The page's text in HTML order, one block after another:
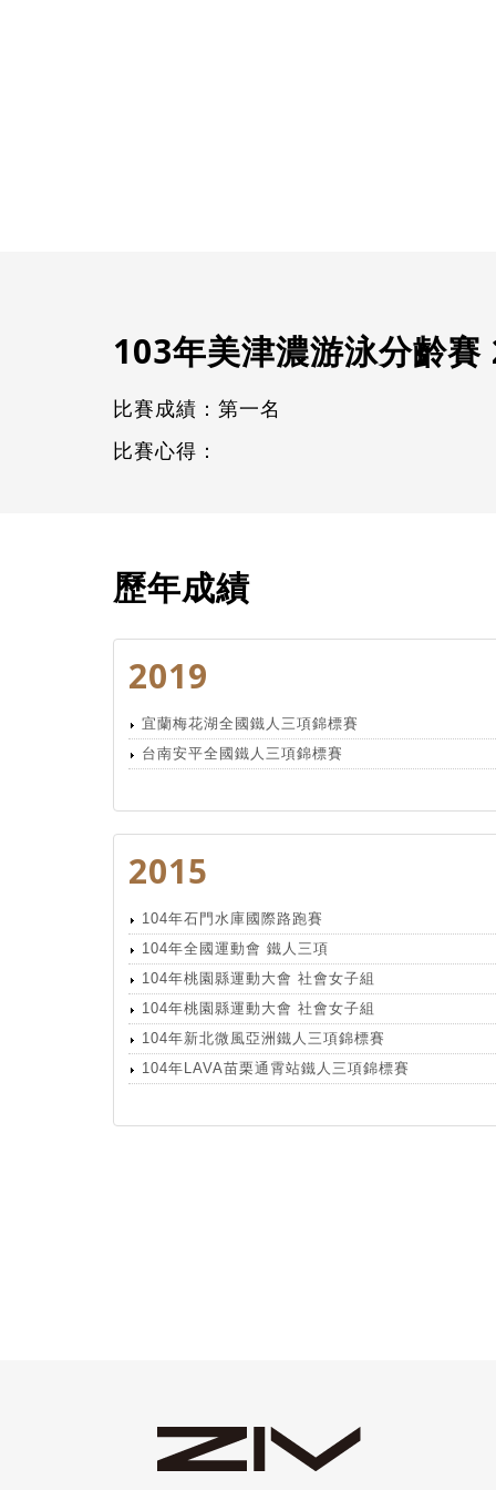
103年美津濃游泳分齡
比賽成績：第一名
比賽心得：
歷年成績
2019
宜蘭梅花湖全國鐵人三項錦標賽
台南安平全國鐵人三項錦標賽
2015
104年石門水庫國際路跑賽
104年全國運動會 鐵人三項
104年桃園縣運動大會 社會女子組
104年桃園縣運動大會 社會女子組
104年新北微風亞洲鐵人三項錦標賽
104年LAVA苗栗通霄站鐵人三項錦標賽